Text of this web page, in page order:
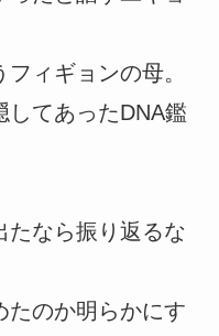
ィギョンの母。
してあったDNA鑑
たなら振り返るな
たのか明らかにす